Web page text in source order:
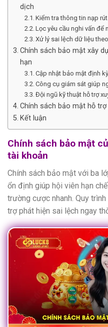
dịch
Kiểm tra thông tin nạp
Lọc yêu cầu nghi vấn để
Xử lý sai lệch dữ liệu
Chính sách bảo mật xây
hạn
Cập nhật bảo mật định
Công cụ giám sát giúp
Đội ngũ kỹ thuật hỗ trợ
Chính sách bảo mật hỗ
Kết luận
Chính sách bảo mật
tài khoản
Chính sách bảo mật với ba
ổn định giúp hội viên hạn
trường cược nhanh. Quy
trợ phát hiện sai lệch ngay